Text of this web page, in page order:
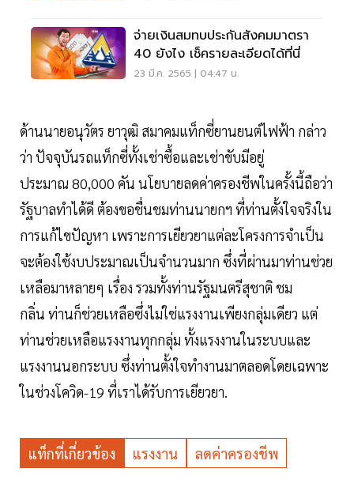
จ่ายเงินสมทบประกันสังคมมาตรา
40 ยังไง เช็ครายละเอียดได้ที่นี่
23 มี.ค. 2565 | 04:47 น.
ด้านนายอนุวัตร ยาวุฒิ สมาคมแท็กซี่ยานยนต์ไฟฟ้า กล่าว
ว่า ปัจจุบันรถแท็กซี่ทั้งเช่าซื้อและเช่าขับมีอยู่
ประมาณ 80,000 คัน นโยบายลดค่าครองชีพในครั้งนี้ถือว่า
รัฐบาลทำได้ดี ต้องขอชื่นชมท่านนายกฯ ที่ท่านตั้งใจจริงใน
การแก้ไขปัญหา เพราะการเยียวยาแต่ละโครงการจำเป็น
จะต้องใช้งบประมาณเป็นจำนวนมาก ซึ่งที่ผ่านมาท่านช่วย
เหลือมาหลายๆ เรื่อง รวมทั้งท่านรัฐมนตรีสุชาติ ชม
กลิ่น ท่านก็ช่วยเหลือซึ่งไม่ใช่แรงงานเพียงกลุ่มเดียว แต่
ท่านช่วยเหลือแรงงานทุกกลุ่ม ทั้งแรงงานในระบบและ
แรงงานนอกระบบ ซึ่งท่านตั้งใจทำงานมาตลอดโดยเฉพาะ
ในช่วงโควิด-19 ที่เราได้รับการเยียวยา.
แท็กที่เกี่ยวข้อง แรงงาน ลดค่าครองชีพ